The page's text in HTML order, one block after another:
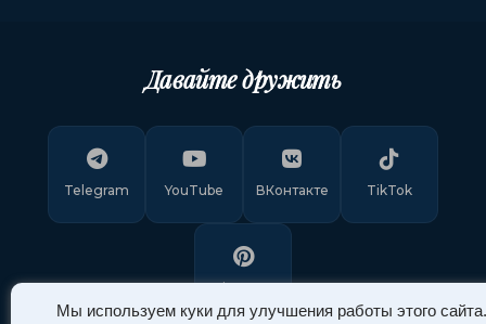
Мы используем куки для улучшения работы этого сайта.
Давайте дружить
Telegram YouTube ВКонтакте TikTok
Pinterest